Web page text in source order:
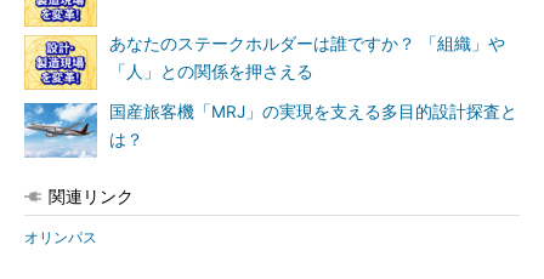
あなたのステークホルダーは誰ですか？ 「組織」や
「人」との関係を押さえる
国産旅客機「MRJ」の実現を支える多目的設計探査と
は？
関連リンク
オリンパス